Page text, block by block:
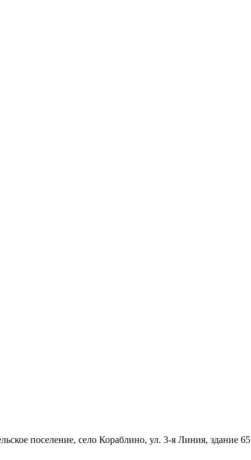
поселение, село Кораблино, ул. 3-я Линия, здание 65